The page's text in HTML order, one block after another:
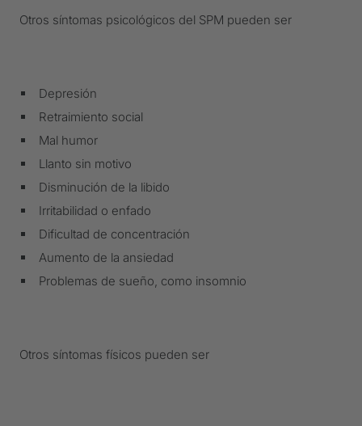
Otros síntomas psicológicos del SPM pueden ser
Depresión
Retraimiento social
Mal humor
Llanto sin motivo
Disminución de la libido
Irritabilidad o enfado
Dificultad de concentración
Aumento de la ansiedad
Problemas de sueño, como insomnio
Otros síntomas físicos pueden ser